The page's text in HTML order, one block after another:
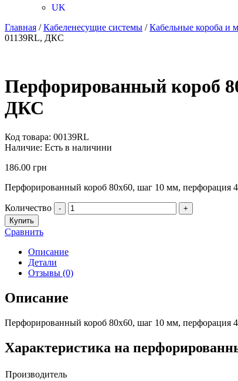
UK
Главная /Кабеленесущие системы /Кабельные короба и
01139RL, ДКС
Перфорированный короб
ДКС
Код товара: 00139RL
Наличие: Есть в наличини
186.00 грн
Перфорированный короб 80х60, шаг 10 мм, перфорация
Количество -
+
Купить
Сравнить
Описание
Детали
Отзывы (0)
Описание
Перфорированный короб 80х60, шаг 10 мм, перфорация
Характеристика на
Производитель